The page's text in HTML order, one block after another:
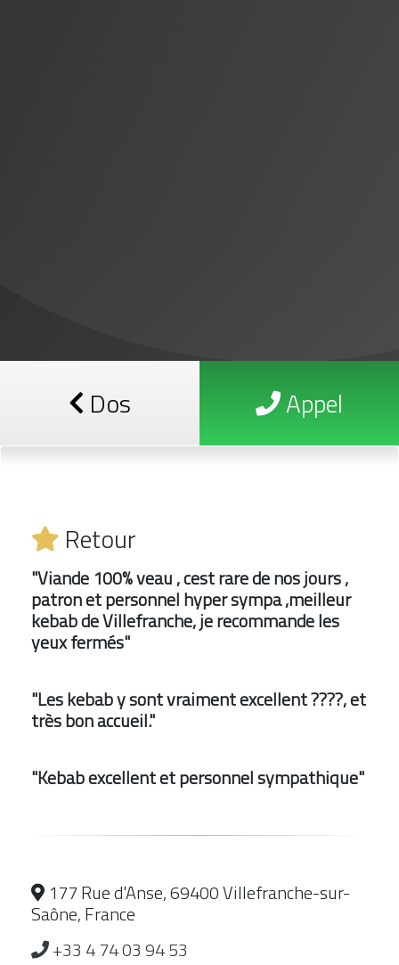
Dos Appel
Retour
"Viande 100% veau , cest rare de nos jours ,
patron et personnel hyper sympa ,meilleur
kebab de Villefranche, je recommande les
yeux fermés"
"Les kebab y sont vraiment excellent ????, et
très bon accueil."
"Kebab excellent et personnel sympathique"
177 Rue d'Anse, 69400 Villefranche-sur-
Saône, France
+33 4 74 03 94 53